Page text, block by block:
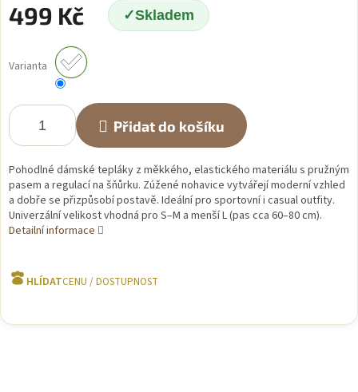
499 Kč Skladem
cena:
Varianta
Přidat do košíku
Pohodlné dámské tepláky z měkkého, elastického materiálu s pružným
pasem a regulací na šňůrku. Zúžené nohavice vytvářejí moderní vzhled
a dobře se přizpůsobí postavě. Ideální pro sportovní i casual outfity.
Univerzální velikost vhodná pro S–M a menší L (pas cca 60–80 cm).
Detailní informace
HLÍDAT